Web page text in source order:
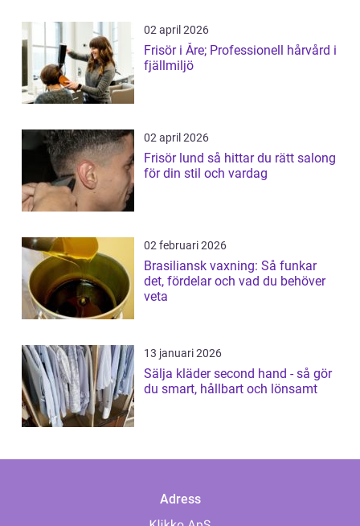
02 april 2026
Frisör i Åre; Professionell hårvård i
fjällmiljö
02 april 2026
Frisör lund så hittar du rätt salong
för din stil och vardag
02 februari 2026
Brasiliansk vaxning: Så funkar
det, fördelar och vad du behöver
veta
13 januari 2026
Sälja kläder second hand - så gör
du smart, hållbart och lönsamt
Adress